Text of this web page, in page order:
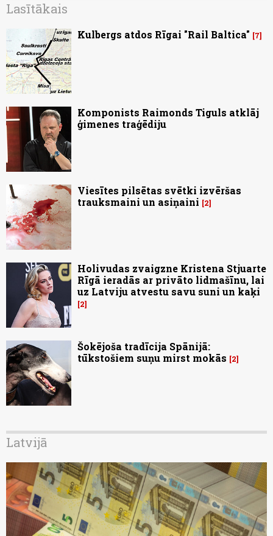
Lasītākais
Kulbergs atdos Rīgai "Rail Baltica" 7
Komponists Raimonds Tiguls atklāj
ģimenes traģēdiju
Viesītes pilsētas svētki izvēršas
trauksmaini un asiņaini
2
Holivudas zvaigzne Kristena Stjuarte
Rīgā ieradās ar privāto lidmašīnu, lai
uz Latviju atvestu savu suni un kaķi
2
Šokējoša tradīcija Spānijā:
tūkstošiem suņu mirst mokās
2
Latvijā